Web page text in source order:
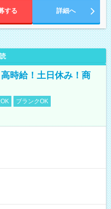
する 詳細へ
時給！土日休み！商
ブランクOK